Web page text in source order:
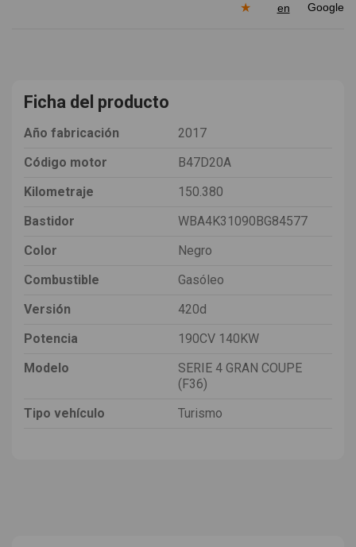
★
en
Ficha del producto
Año fabricación
2017
Código motor
B47D20A
Kilometraje
150.380
Bastidor
WBA4K31090BG84577
Color
Negro
Combustible
Gasóleo
Versión
420d
Potencia
190CV 140KW
Modelo
SERIE 4 GRAN COUPE
(F36)
Tipo vehículo
Turismo